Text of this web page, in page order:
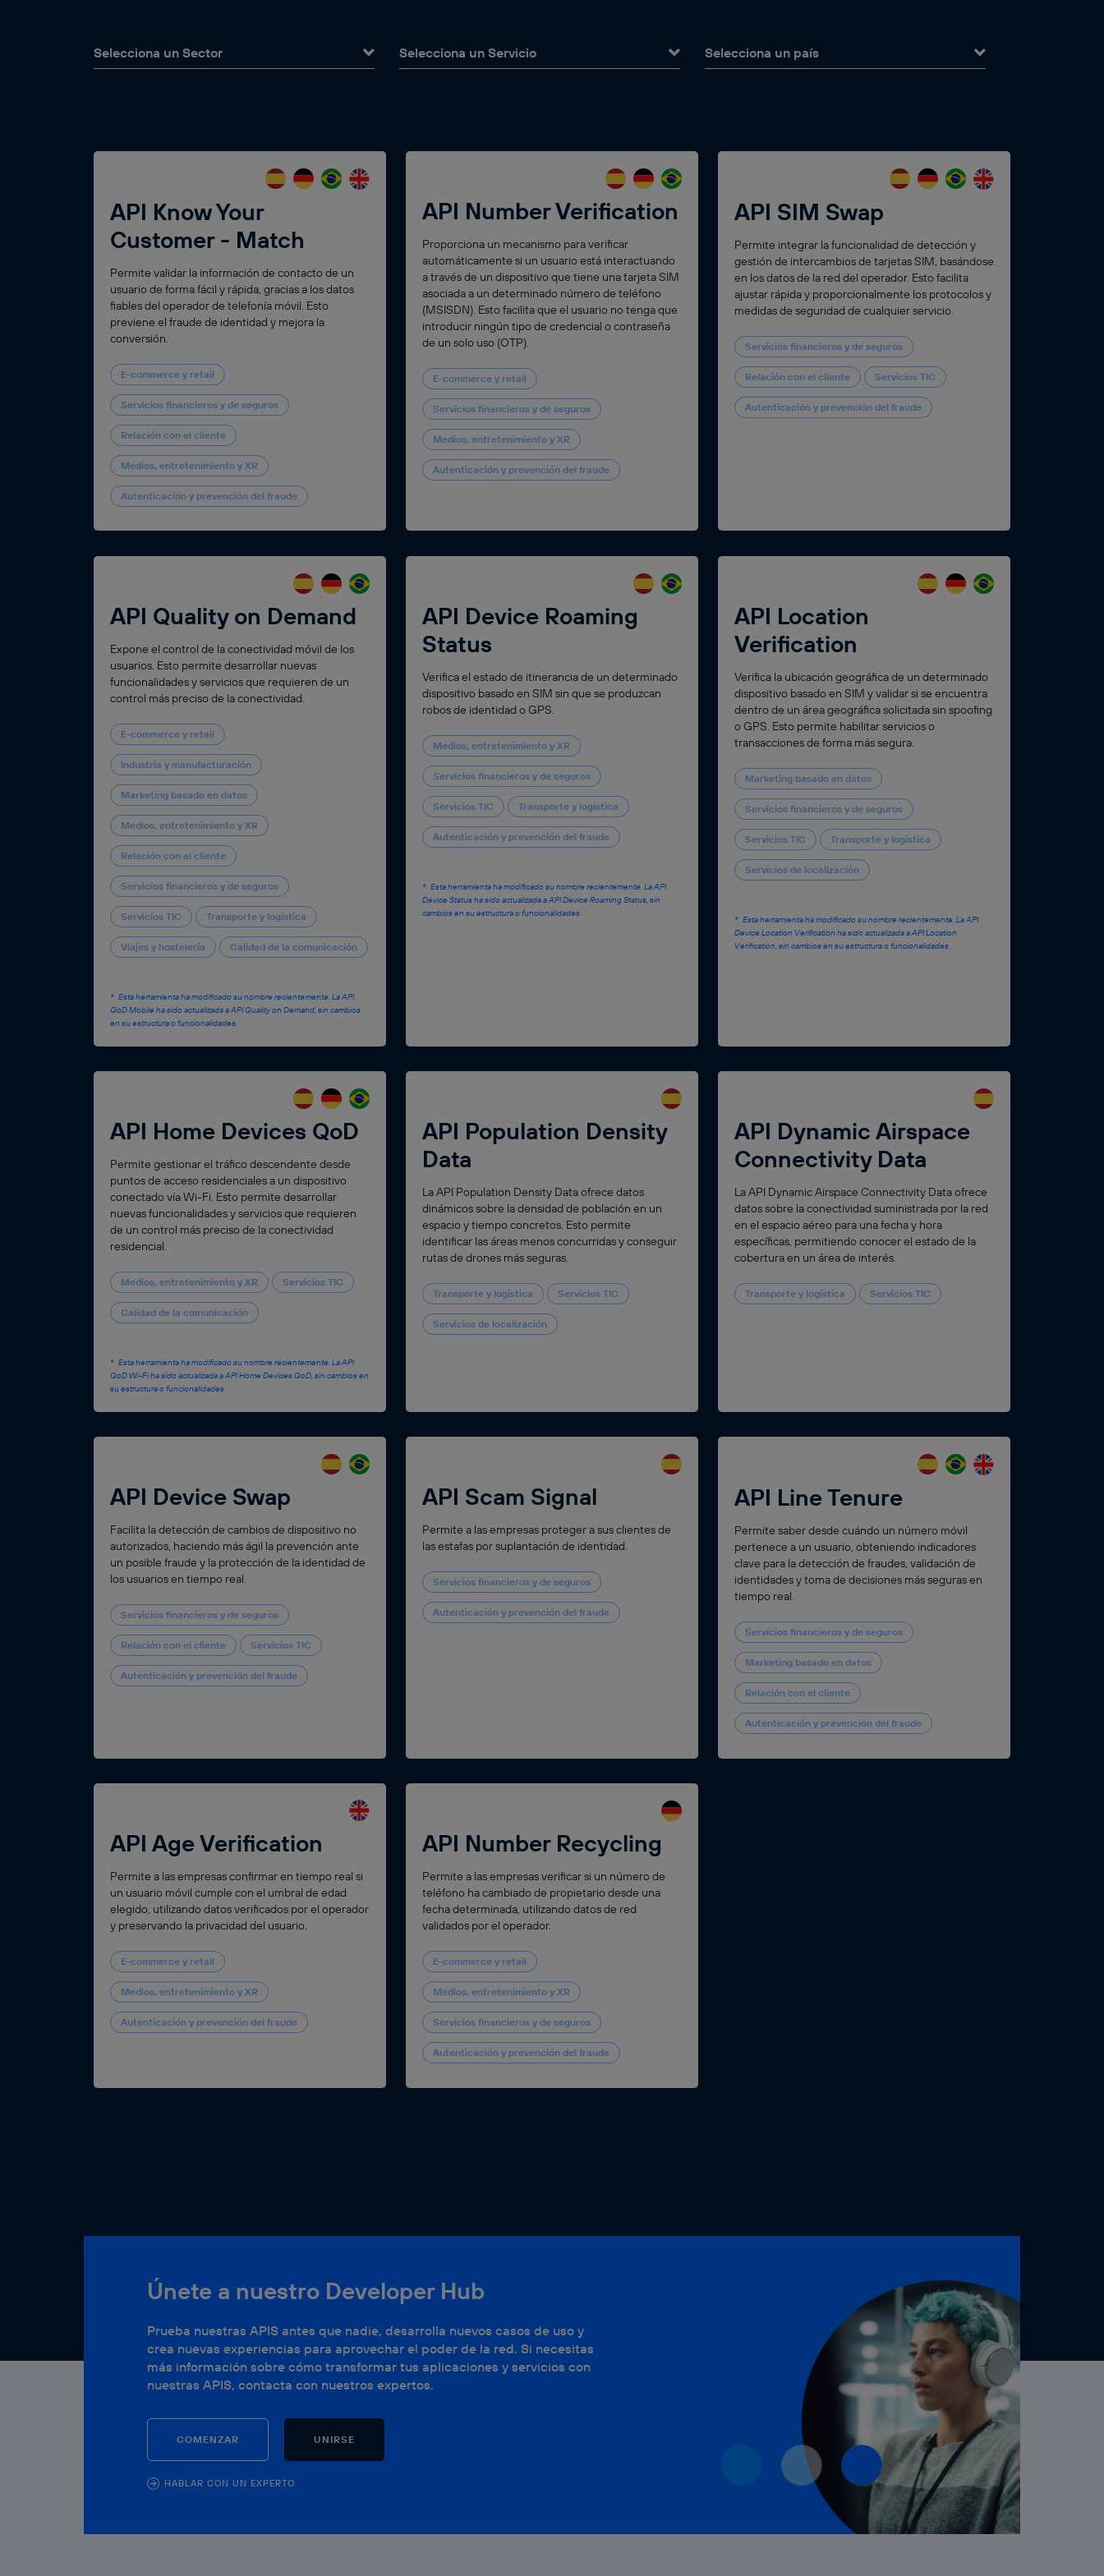
Selecciona un Sector Selecciona un Servicio Selecciona un país
API Know Your
Customer - Match
Permite validar la información de contacto de un
usuario de forma fácil y rápida, gracias a los datos
fiables del operador de telefonía móvil. Esto
previene el fraude de identidad y mejora la
conversión.
E-commerce y retail
Servicios financieros y de seguros
Relación con el cliente
Medios, entretenimiento y XR
Autenticación y prevención del fraude
API Number Verification
Proporciona un mecanismo para verificar
automáticamente si un usuario está interactuando
a través de un dispositivo que tiene una tarjeta SIM
asociada a un determinado número de teléfono
(MSISDN). Esto facilita que el usuario no tenga que
introducir ningún tipo de credencial o contraseña
de un solo uso (OTP).
E-commerce y retail
Servicios financieros y de seguros
Medios, entretenimiento y XR
Autenticación y prevención del fraude
API SIM Swap
Permite integrar la funcionalidad de detección y
gestión de intercambios de tarjetas SIM, basándose
en los datos de la red del operador. Esto facilita
ajustar rápida y proporcionalmente los protocolos y
medidas de seguridad de cualquier servicio.
Servicios financieros y de seguros
Relación con el cliente Servicios TIC
Autenticación y prevención del fraude
API Quality on Demand
Expone el control de la conectividad móvil de los
usuarios. Esto permite desarrollar nuevas
funcionalidades y servicios que requieren de un
control más preciso de la conectividad.
E-commerce y retail
Industria y manufacturación
Marketing basado en datos
Medios, entretenimiento y XR
Relación con el cliente
Servicios financieros y de seguros
Servicios TIC Transporte y logística
Viajes y hostelería Calidad de la comunicación
Esta herramienta ha modificado su nombre recientemente. La API
QoD Mobile ha sido actualizada a API Quality on Demand, sin cambios
en su estructura o funcionalidades.
API Device Roaming
Status
Verifica el estado de itinerancia de un determinado
dispositivo basado en SIM sin que se produzcan
robos de identidad o GPS.
Medios, entretenimiento y XR
Servicios financieros y de seguros
Servicios TIC Transporte y logística
Autenticación y prevención del fraude
Esta herramienta ha modificado su nombre recientemente. La API
Device Status ha sido actualizada a API Device Roaming Status, sin
cambios en su estructura o funcionalidades.
API Location
Verification
Verifica la ubicación geográfica de un determinado
dispositivo basado en SIM y validar si se encuentra
dentro de un área geográfica solicitada sin spoofing
o GPS. Esto permite habilitar servicios o
transacciones de forma más segura.
Marketing basado en datos
Servicios financieros y de seguros
Servicios TIC Transporte y logística
Servicios de localización
Esta herramienta ha modificado su nombre recientemente. La API
Device Location Verification ha sido actualizada a API Location
Verification, sin cambios en su estructura o funcionalidades.
API Home Devices QoD
Permite gestionar el tráfico descendente desde
puntos de acceso residenciales a un dispositivo
conectado vía Wi-Fi. Esto permite desarrollar
nuevas funcionalidades y servicios que requieren
de un control más preciso de la conectividad
residencial.
Medios, entretenimiento y XR Servicios TIC
Calidad de la comunicación
Esta herramienta ha modificado su nombre recientemente. La API
QoD Wi-Fi ha sido actualizada a API Home Devices QoD, sin cambios en
su estructura o funcionalidades.
API Population Density
Data
La API Population Density Data ofrece datos
dinámicos sobre la densidad de población en un
espacio y tiempo concretos. Esto permite
identificar las áreas menos concurridas y conseguir
rutas de drones más seguras.
Transporte y logística Servicios TIC
Servicios de localización
API Dynamic Airspace
Connectivity Data
La API Dynamic Airspace Connectivity Data ofrece
datos sobre la conectividad suministrada por la red
en el espacio aéreo para una fecha y hora
específicas, permitiendo conocer el estado de la
cobertura en un área de interés.
Transporte y logística Servicios TIC
API Device Swap
Facilita la detección de cambios de dispositivo no
autorizados, haciendo más ágil la prevención ante
un posible fraude y la protección de la identidad de
los usuarios en tiempo real.
Servicios financieros y de seguros
Relación con el cliente Servicios TIC
Autenticación y prevención del fraude
API Scam Signal
Permite a las empresas proteger a sus clientes de
las estafas por suplantación de identidad.
Servicios financieros y de seguros
Autenticación y prevención del fraude
API Line Tenure
Permite saber desde cuándo un número móvil
pertenece a un usuario, obteniendo indicadores
clave para la detección de fraudes, validación de
identidades y toma de decisiones más seguras en
tiempo real.
Servicios financieros y de seguros
Marketing basado en datos
Relación con el cliente
Autenticación y prevención del fraude
API Age Verification
Permite a las empresas confirmar en tiempo real si
un usuario móvil cumple con el umbral de edad
elegido, utilizando datos verificados por el operador
y preservando la privacidad del usuario.
E-commerce y retail
Medios, entretenimiento y XR
Autenticación y prevención del fraude
API Number Recycling
Permite a las empresas verificar si un número de
teléfono ha cambiado de propietario desde una
fecha determinada, utilizando datos de red
validados por el operador.
E-commerce y retail
Medios, entretenimiento y XR
Servicios financieros y de seguros
Autenticación y prevención del fraude
Únete a nuestro Developer Hub
Prueba nuestras APIS antes que nadie, desarrolla nuevos casos de uso y
crea nuevas experiencias para aprovechar el poder de la red. Si necesitas
más información sobre cómo transformar tus aplicaciones y servicios con
nuestras APIS, contacta con nuestros expertos.
COMENZAR UNIRSE
HABLAR CON UN EXPERTO